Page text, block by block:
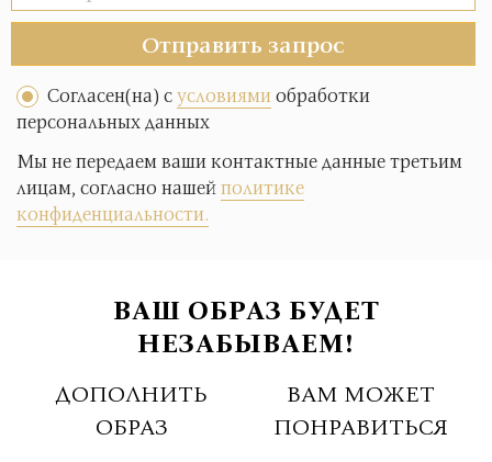
Отправить запрос
Согласен(на) сусловиямиобработки
персональных данных
Мы не передаем ваши контактные данные третьим
лицам, согласно нашейполитике
конфиденциальности.
ВАШ ОБРАЗ БУДЕТ
НЕЗАБЫВАЕМ!
ДОПОЛНИТЬ
ОБРАЗ
ВАМ МОЖЕТ
ПОНРАВИТЬСЯ